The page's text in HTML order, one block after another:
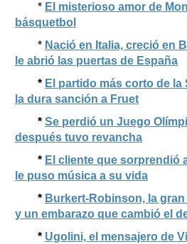
* El misterioso amor de
básquetbol
* Nació en Italia, creció en
le abrió las puertas de España
* El partido más corto de
la dura sanción a Fruet
* Se perdió un Juego
después tuvo revancha
* El cliente que sorprendió
le puso música a su vida
* Burkert-Robinson, la
y un embarazo que cambió el
* Ugolini, el mensajero de